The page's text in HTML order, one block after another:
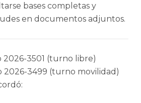
bases completas y
en documentos adjuntos.
3501 (turno libre)
2026-3499 (turno movilidad)